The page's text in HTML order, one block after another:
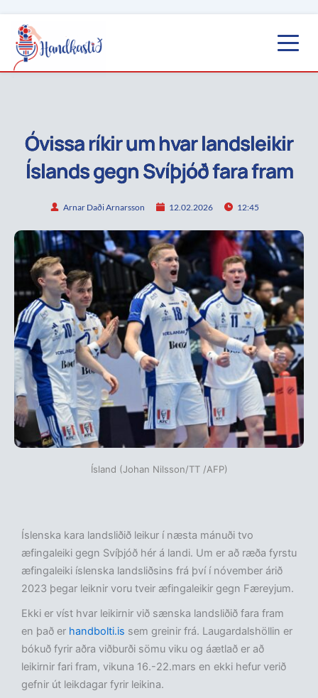
Óvissa ríkir um hvar landsleikir
Íslands gegn Svíþjóð fara fram
Arnar Daði Arnarsson 12.02.2026 12:45
Ísland (Johan Nilsson/TT /AFP)
Íslenska kara landsliðið leikur í næsta mánuði tvo
æfingaleiki gegn Svíþjóð hér á landi. Um er að ræða fyrstu
æfingaleiki íslenska landsliðsins frá því í nóvember árið
2023 þegar leiknir voru tveir æfingaleikir gegn Færeyjum.
Ekki er víst hvar leikirnir við sænska landsliðið fara fram
en það er handbolti.is sem greinir frá. Laugardalshöllin er
bókuð fyrir aðra viðburði sömu viku og áætlað er að
leikirnir fari fram, vikuna 16.-22.mars en ekki hefur verið
gefnir út leikdagar fyrir leikina.